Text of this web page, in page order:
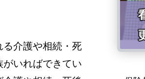
介護や相続・死
いればできてい